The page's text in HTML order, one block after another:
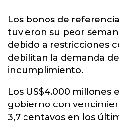
Los bonos de
tuvieron su peor
debido a restricciones
debilitan la demanda
incumplimiento.
Los US$4.000 millones
gobierno con
3,7 centavos en los